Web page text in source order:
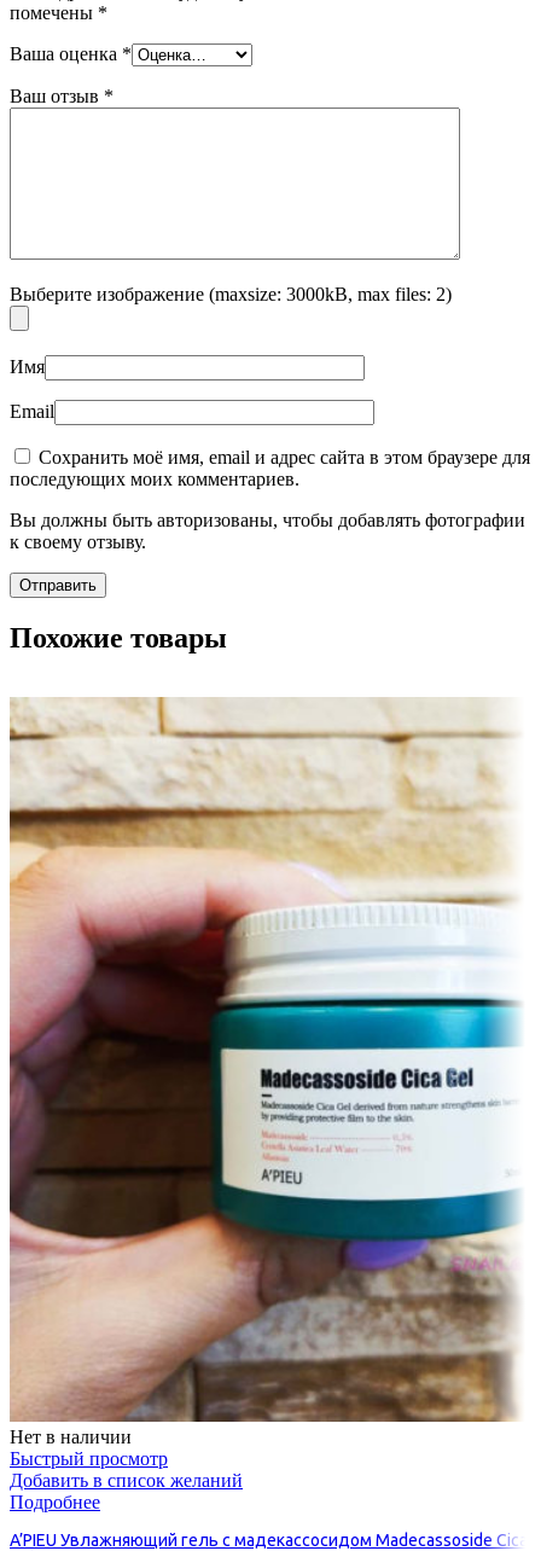
помечены *
Ваша оценка *
Ваш отзыв *
Выберите изображение (maxsize: 3000kB, max files: 2)
Имя
Email
Сохранить моё имя, email и адрес сайта в этом браузере для
последующих моих комментариев.
Вы должны быть авторизованы, чтобы добавлять фотографии
к своему отзыву.
Похожие товары
Нет в наличии
Быстрый просмотр
Добавить в список желаний
Подробнее
A’PIEU Увлажняющий гель с мадекассосидом Madecassoside Cica